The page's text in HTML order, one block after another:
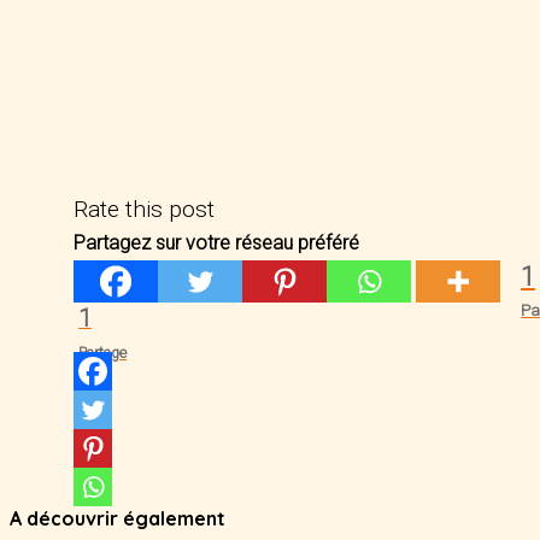
Rate this post
Partagez sur votre réseau préféré
1
1
Partage
A découvrir également